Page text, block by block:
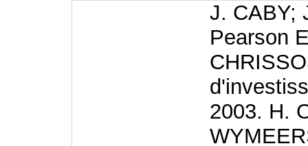
J. CABY;
Pearson
2003. H.